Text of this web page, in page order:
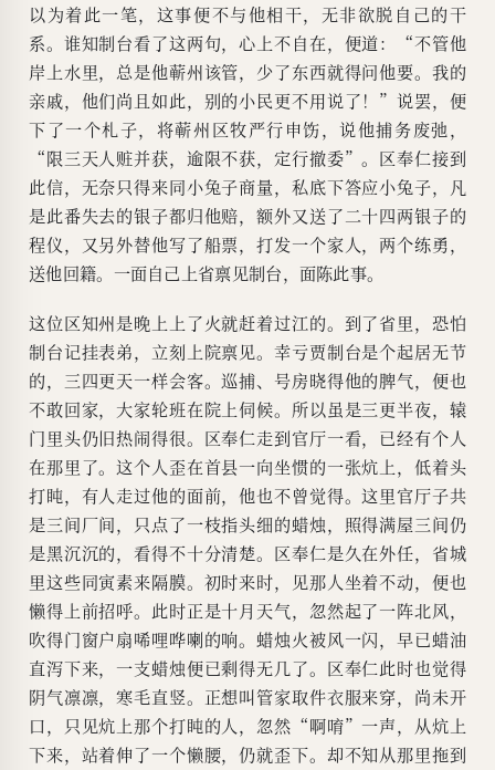
以为着此一笔，这事便不与他相干，无非欲脱自己的干
系。谁知制台看了这两句，心上不自在，便道：“不管他
岸上水里，总是他蕲州该管，少了东西就得问他要。我的
亲戚，他们尚且如此，别的小民更不用说了！”说罢，便
下了一个札子，将蕲州区牧严行申饬，说他捕务废弛，
“限三天人赃并获，逾限不获，定行撤委”。区奉仁接到
此信，无奈只得来同小兔子商量，私底下答应小兔子，凡
是此番失去的银子都归他赔，额外又送了二十四两银子的
程仪，又另外替他写了船票，打发一个家人，两个练勇，
送他回籍。一面自己上省禀见制台，面陈此事。
这位区知州是晚上上了火就赶着过江的。到了省里，恐怕
制台记挂表弟，立刻上院禀见。幸亏贾制台是个起居无节
的，三四更天一样会客。巡捕、号房晓得他的脾气，便也
不敢回家，大家轮班在院上伺候。所以虽是三更半夜，辕
门里头仍旧热闹得很。区奉仁走到官厅一看，已经有个人
在那里了。这个人歪在首县一向坐惯的一张炕上，低着头
打盹，有人走过他的面前，他也不曾觉得。这里官厅子共
是三间厂间，只点了一枝指头细的蜡烛，照得满屋三间仍
是黑沉沉的，看得不十分清楚。区奉仁是久在外任，省城
里这些同寅素来隔膜。初时来时，见那人坐着不动，便也
懒得上前招呼。此时正是十月天气，忽然起了一阵北风，
吹得门窗户扇唏哩哗喇的响。蜡烛火被风一闪，早已蜡油
直泻下来，一支蜡烛便已剩得无几了。区奉仁此时也觉得
阴气凛凛，寒毛直竖。正想叫管家取件衣服来穿，尚未开
口，只见炕上那个打盹的人，忽然“啊唷”一声，从炕上
下来，站着伸了一个懒腰，仍就歪下。却不知从那里拖到